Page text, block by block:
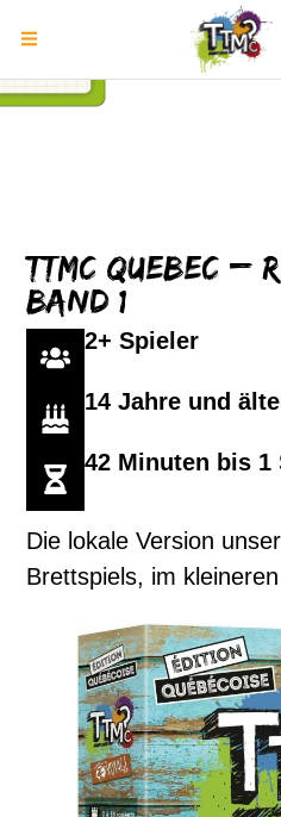
TTMC Quebec –
Band 1
2+ Spieler
14 Jahre und
42 Minuten bis 1
Die lokale Version
Brettspiels, im